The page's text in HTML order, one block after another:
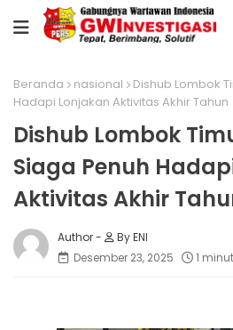
Beranda nasional
Dishub Lombok
Hadapi Lonjakan Aktivitas Akhir Tahun
Dishub Lombok
Siaga Penuh
Aktivitas Akhir
By ENI
Desember 23, 2025
1